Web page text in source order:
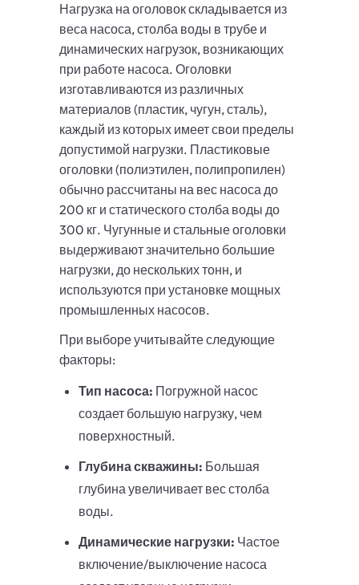
Нагрузка на оголовок складывается из
веса насоса, столба воды в трубе и
динамических нагрузок, возникающих
при работе насоса. Оголовки
изготавливаются из различных
материалов (пластик, чугун, сталь),
каждый из которых имеет свои пределы
допустимой нагрузки. Пластиковые
оголовки (полиэтилен, полипропилен)
обычно рассчитаны на вес насоса до
200 кг и статического столба воды до
300 кг. Чугунные и стальные оголовки
выдерживают значительно большие
нагрузки, до нескольких тонн, и
используются при установке мощных
промышленных насосов.
При выборе учитывайте следующие
факторы:
Тип насоса: Погружной насос
создает большую нагрузку, чем
поверхностный.
Глубина скважины: Большая
глубина увеличивает вес столба
воды.
Динамические нагрузки: Частое
включение/выключение насоса